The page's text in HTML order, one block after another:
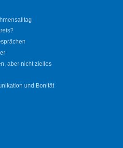
aber nicht ziellos
und Bonität